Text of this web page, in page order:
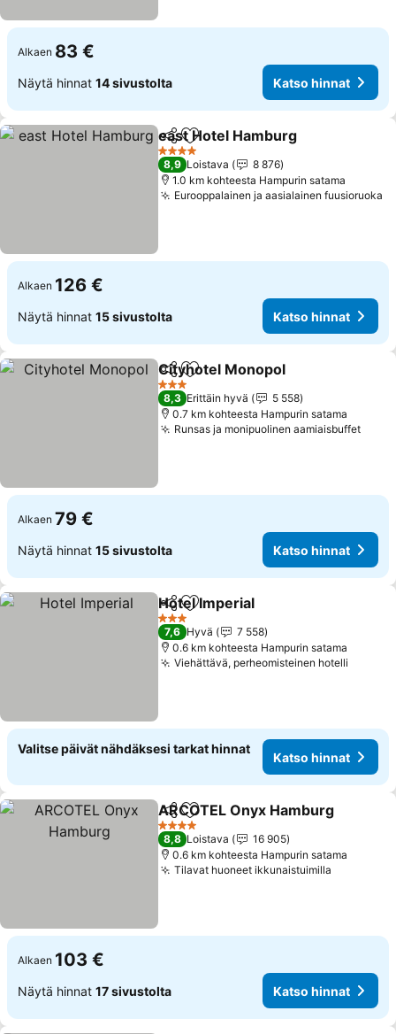
Alkaen 83 €
Näytä hinnat 14 sivustolta Katso hinnat
Jaa Lisää suosikkeihin
east Hotel Hamburg
4 Tähtiluokitus
8,9 Loistava
8 876
1.0 km kohteesta Hampurin satama
Eurooppalainen ja aasialainen fuusioruoka
Alkaen 126 €
Näytä hinnat 15 sivustolta Katso hinnat
Jaa Lisää suosikkeihin
Cityhotel Monopol
3 Tähtiluokitus
8,3 Erittäin hyvä
5 558
0.7 km kohteesta Hampurin satama
Runsas ja monipuolinen aamiaisbuffet
Alkaen 79 €
Näytä hinnat 15 sivustolta Katso hinnat
Jaa Lisää suosikkeihin
Hotel Imperial
3 Tähtiluokitus
7,6 Hyvä
7 558
0.6 km kohteesta Hampurin satama
Viehättävä, perheomisteinen hotelli
Valitse päivät nähdäksesi tarkat hinnat
Katso hinnat
Jaa Lisää suosikkeihin
ARCOTEL Onyx Hamburg
4 Tähtiluokitus
8,8 Loistava
16 905
0.6 km kohteesta Hampurin satama
Tilavat huoneet ikkunaistuimilla
Alkaen 103 €
Näytä hinnat 17 sivustolta Katso hinnat